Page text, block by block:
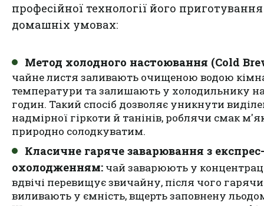
професійної технології його
домашніх умовах:
Метод холодного настоювання (Cold
чайне листя заливають очищеною водою
температури та залишають у холодильнику
годин. Такий спосіб дозволяє уникнути
надмірної гіркоти й танінів, роблячи смак
природно солодкуватим.
Класичне гаряче заварювання з експрес-
охолодженням: чай заварюють у
вдвічі перевищує звичайну, після чого
виливають у ємність, вщерть заповнену